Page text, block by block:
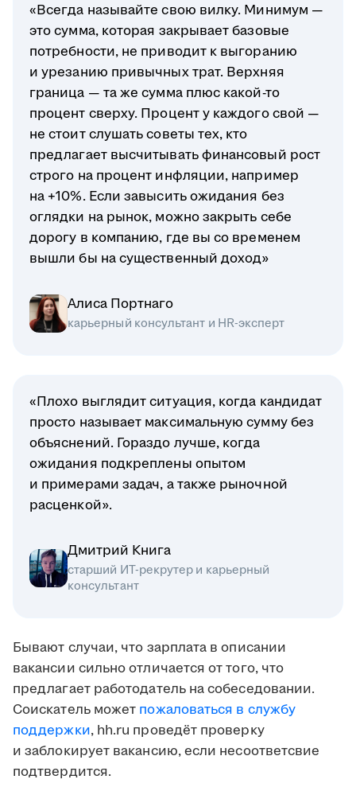
«Всегда называйте свою вилку. Минимум —
это сумма, которая закрывает базовые
потребности, не приводит к выгоранию
и урезанию привычных трат. Верхняя
граница — та же сумма плюс какой-то
процент сверху. Процент у каждого свой —
не стоит слушать советы тех, кто
предлагает высчитывать финансовый рост
строго на процент инфляции, например
на +10%. Если завысить ожидания без
оглядки на рынок, можно закрыть себе
дорогу в компанию, где вы со временем
вышли бы на существенный доход»
Алиса Портнаго
карьерный консультант и HR-эксперт
«Плохо выглядит ситуация, когда кандидат
просто называет максимальную сумму без
объяснений. Гораздо лучше, когда
ожидания подкреплены опытом
и примерами задач, а также рыночной
расценкой».
Дмитрий Книга
старший ИТ-рекрутер и карьерный
консультант
Бывают случаи, что зарплата в описании
вакансии сильно отличается от того, что
предлагает работодатель на собеседовании.
Соискатель может пожаловаться в службу
поддержки, hh.ru проведёт проверку
и заблокирует вакансию, если несоответсвие
подтвердится.